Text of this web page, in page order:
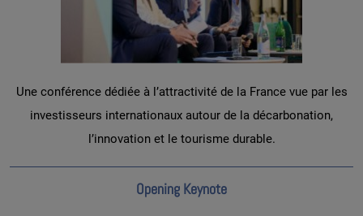
Une conférence dédiée à l’attractivité de la France vue par les
investisseurs internationaux autour de la décarbonation,
l’innovation et le tourisme durable.
Opening Keynote